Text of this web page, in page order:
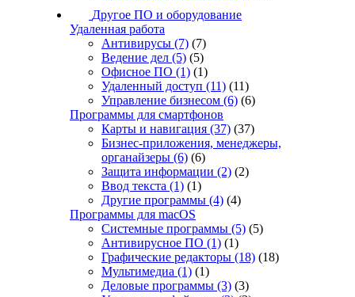
Другое ПО и оборудование
Удаленная работа
Антивирусы (7) (7)
Ведение дел (5) (5)
Офисное ПО (1) (1)
Удаленный доступ (11) (11)
Управление бизнесом (6) (6)
Программы для смартфонов
Карты и навигация (37) (37)
Бизнес-приложения, менеджеры,
органайзеры (6) (6)
Защита информации (2) (2)
Ввод текста (1) (1)
Другие программы (4) (4)
Программы для macOS
Системные программы (5) (5)
Антивирусное ПО (1) (1)
Графические редакторы (18) (18)
Мультимедиа (1) (1)
Деловые программы (3) (3)